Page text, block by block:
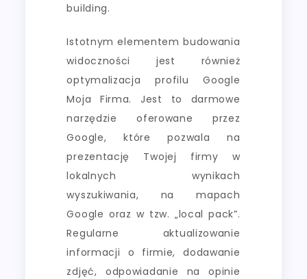
building.
Istotnym elementem budowania
widoczności jest również
optymalizacja profilu Google
Moja Firma. Jest to darmowe
narzędzie oferowane przez
Google, które pozwala na
prezentację Twojej firmy w
lokalnych wynikach
wyszukiwania, na mapach
Google oraz w tzw. „local pack”.
Regularne aktualizowanie
informacji o firmie, dodawanie
zdjęć, odpowiadanie na opinie